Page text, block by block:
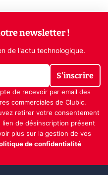
newsletter !
de l'actu technologique.
S'inscrire
de recevoir par email des
commerciales de Clubic.
retirer votre consentement
de désinscription présent
plus sur la gestion de vos
de confidentialité